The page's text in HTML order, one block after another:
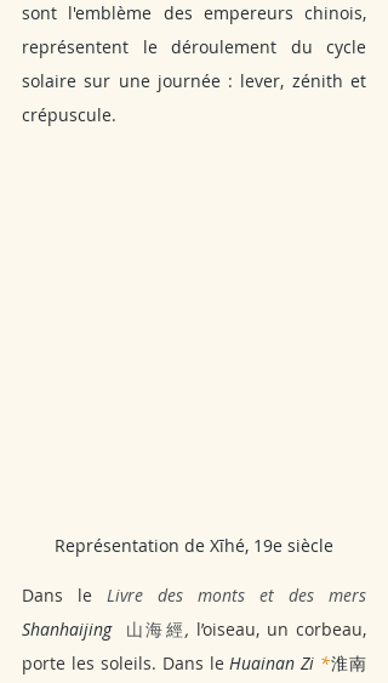
sont l'emblème des empereurs chinois,
représentent le déroulement du cycle
solaire sur une journée : lever, zénith et
crépuscule.
Représentation de Xīhé, 19e siècle
Dans le Livre des monts et des mers
Shanhaijing
山海經, l’oiseau, un corbeau,
porte les soleils. Dans le Huainan Zi *淮南